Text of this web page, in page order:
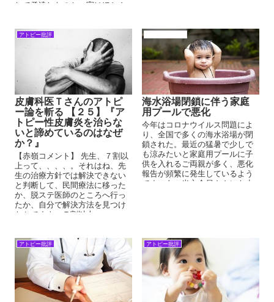
して発達したのか、実はほとん
アトピー批評
皮膚科医Ｔさんのアトピ
ー論を斬る 【２５】『ア
トピー性皮膚炎を治らな
いと諦めているのはなぜ
か？』
【赤嶺コメント】 先生、７割以
上って、、、、。それはね、先
生の治療方針では解決できない
と判断して、民間療法に移った
か、脱ステ医師のところへ行っ
たか、自分で解決方法を見つけ
たかですよ。７割以上っ
海水浴場閉鎖に伴う家庭
用プールで悪化
今年はコロナウイルス問題によ
り、全国で多くの海水浴場が閉
鎖された。最近の猛暑で少しで
も涼みたいと家庭用プールに子
供を入れるご両親が多く、悪化
報告が頻繁に発生しているよう
です。あ、当方会員さんにも少
アトピー批評 アトピー批評